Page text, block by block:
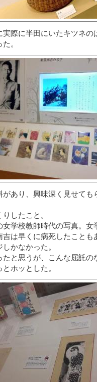
際に半田にいたキツネの
。
あり、興味深く見せても
したこと。
学校教師時代の写真。女
吉は早くに病死したこと
かなかった。
と思うが、こんな屈託の
ホッとした。